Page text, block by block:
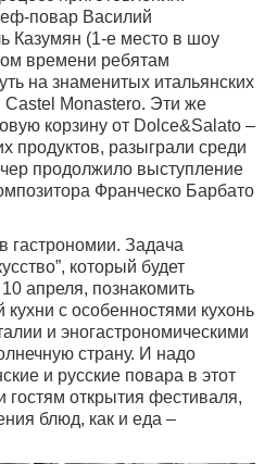
повар Василий
Казумян (1-е место в шоу
времени ребятам
на знаменитых итальянских
Castel Monastero. Эти же
корзину от Dolce&Salato –
продуктов, разыграли среди
продолжило выступление
Франческо Барбато
гастрономии. Задача
который будет
апреля, познакомить
кухни с особенностями кухонь
и эногастрономическими
страну. И надо
и русские повара в этот
гостям открытия фестиваля,
блюд, как и еда –